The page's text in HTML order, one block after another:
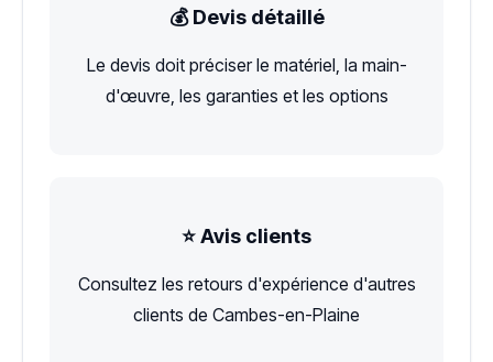
💰 Devis détaillé
Le devis doit préciser le matériel, la main-
d'œuvre, les garanties et les options
⭐ Avis clients
Consultez les retours d'expérience d'autres
clients de Cambes-en-Plaine